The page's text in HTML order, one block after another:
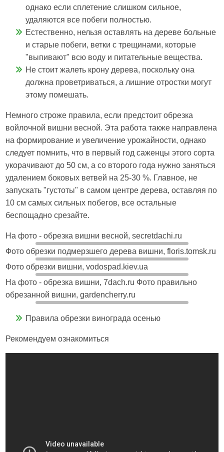
однако если сплетение слишком сильное,
удаляются все побеги полностью.
Естественно, нельзя оставлять на дереве больные
и старые побеги, ветки с трещинами, которые
"выпивают" всю воду и питательные вещества.
Не стоит жалеть крону дерева, поскольку она
должна проветриваться, а лишние отростки могут
этому помешать.
Немного строже правила, если предстоит обрезка
войлочной вишни весной. Эта работа также направлена
на формирование и увеличение урожайности, однако
следует помнить, что в первый год саженцы этого сорта
укорачивают до 50 см, а со второго года нужно заняться
удалением боковых ветвей на 25-30 %. Главное, не
запускать "густоты" в самом центре дерева, оставляя по
10 см самых сильных побегов, все остальные
беспощадно срезайте.
На фото - обрезка вишни весной, secretdachi.ru
Фото обрезки подмерзшего дерева вишни, floris.tomsk.ru
Фото обрезки вишни, vodospad.kiev.ua
На фото - обрезка вишни, 7dach.ru Фото правильно
обрезанной вишни, gardencherry.ru
Правила обрезки винограда осенью
Рекомендуем ознакомиться